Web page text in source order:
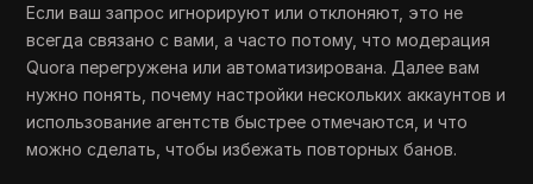
Если ваш запрос игнорируют или отклоняют, это не
всегда связано с вами, а часто потому, что модерация
Quora перегружена или автоматизирована. Далее вам
нужно понять, почему настройки нескольких аккаунтов и
использование агентств быстрее отмечаются, и что
можно сделать, чтобы избежать повторных банов.